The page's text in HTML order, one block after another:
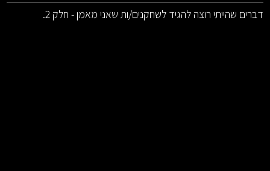
דברים שהייתי רוצה להגיד לשחקנים/ות שאני מאמן - חלק 2.